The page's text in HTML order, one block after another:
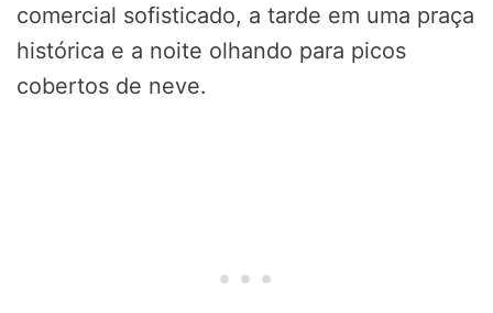
comercial sofisticado, a tarde em uma praça
histórica e a noite olhando para picos
cobertos de neve.